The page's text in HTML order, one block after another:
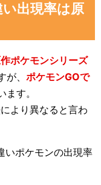
出現率は原
ポケモンシリーズ
、 ポケモンGOで
ます。
より異なると言わ
いポケモンの出現率